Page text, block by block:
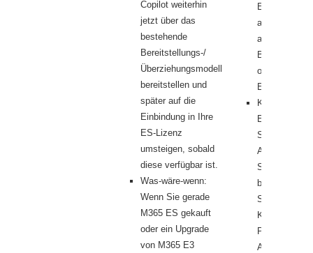
Copilot weiterhin
jetzt über das
bestehende
Bereitstellungs-/
Überziehungsmodell
bereitstellen und
später auf die
Einbindung in Ihre
ES-Lizenz
umsteigen, sobald
diese verfügbar ist.
Was-wäre-wenn:
Wenn Sie gerade
M365 ES gekauft
oder ein Upgrade
von M365 E3
ES-Lizenz
ohne
Einrichtung.
Konsistente
Erfahrung:
Sie nach der
Aktivierung
Security
beginnen,
Sie dessen
Promptbook
Agenten-